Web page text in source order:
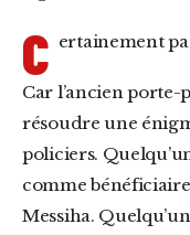
C ertainement
Car l’ancien porte-parole d’Éric Zemmour vient de
résoudre une
policiers.
comme
Messiha.